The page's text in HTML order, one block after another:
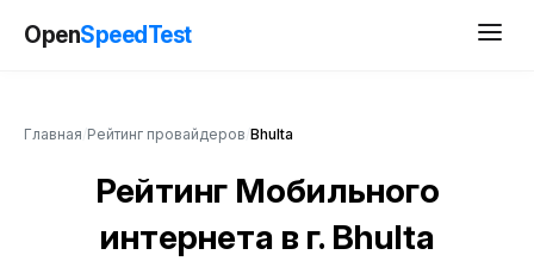
OpenSpeedTest
Главная Рейтинг провайдеров Bhulta
Рейтинг Мобильного
интернета в г. Bhulta